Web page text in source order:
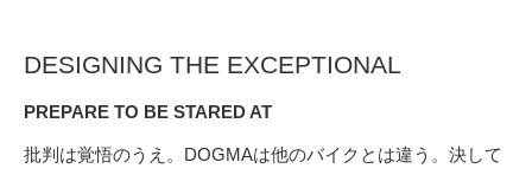
DESIGNING THE EXCEPTIONAL
PREPARE TO BE STARED AT
批判は覚悟のうえ。DOGMAは他のバイクとは違う。決して